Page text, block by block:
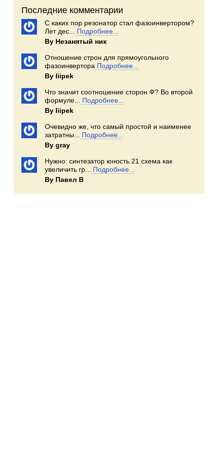
Последние комментарии
С каких пор резонатор стал фазоинвертором?
Лет дес...
Подробнее...
By Незанятый ник
Отношение строн для прямоугольного
фазоинвертора Подробнее...
By Iiipek
Что значит соотношение сторон Ф? Во второй
формуле...
Подробнее...
By Iiipek
Очевидно же, что самый простой и наименее
затратны...
Подробнее...
By gray
Нужно: синтезатор юность 21 схема как
увеличить гр...
Подробнее...
By Павел В